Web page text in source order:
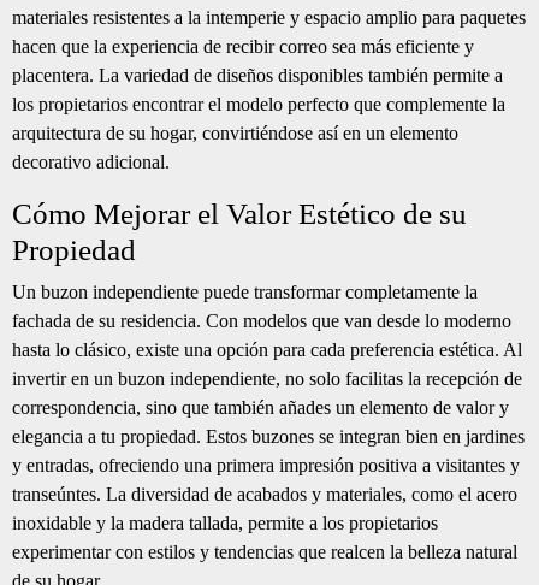
materiales resistentes a la intemperie y espacio amplio para paquetes
hacen que la experiencia de recibir correo sea más eficiente y
placentera. La variedad de diseños disponibles también permite a
los propietarios encontrar el modelo perfecto que complemente la
arquitectura de su hogar, convirtiéndose así en un elemento
decorativo adicional.
Cómo Mejorar el Valor Estético de su
Propiedad
Un buzon independiente puede transformar completamente la
fachada de su residencia. Con modelos que van desde lo moderno
hasta lo clásico, existe una opción para cada preferencia estética. Al
invertir en un buzon independiente, no solo facilitas la recepción de
correspondencia, sino que también añades un elemento de valor y
elegancia a tu propiedad. Estos buzones se integran bien en jardines
y entradas, ofreciendo una primera impresión positiva a visitantes y
transeúntes. La diversidad de acabados y materiales, como el acero
inoxidable y la madera tallada, permite a los propietarios
experimentar con estilos y tendencias que realcen la belleza natural
de su hogar.